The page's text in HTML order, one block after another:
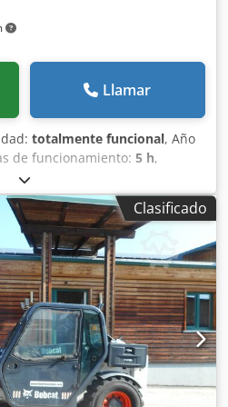
Llamar
totalmente funcional, Año
de funcionamiento: 5 h,
kg, altura de elevación:
mm, tipo de combustible:
triple, altura de construcción:
(8,16 CV), anchura del
longitud de la horquilla:1.200
kg, longitud total:1.991 mm,
, ancho de construcción:
eléctrica de 3 ruedas
500 Anchura de la
la horquilla: 35 mm Clase
kg Tipo de mástil: Triplex
Máquina nueva Estado
Clasificado